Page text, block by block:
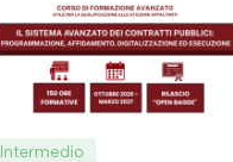
Intermedio